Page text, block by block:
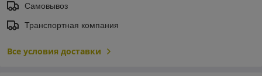
Самовывоз
Транспортная компания
Все условия доставки